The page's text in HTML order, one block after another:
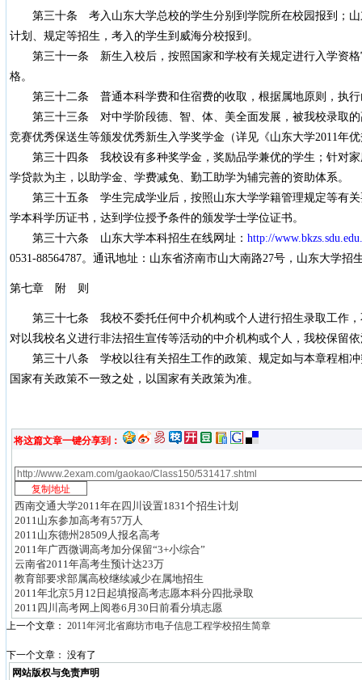
第三十条 考入山东大学总校的学生分别到学院所在校园报到；山
计划、规定等招生，考入的学生到威海分校报到。
第三十一条 新生入校后，按照国家和学校有关规定进行入学资格
格。
第三十二条 普通本科学费和住宿费的收取，根据属地原­则，执行
第三十三条 对中学阶段德、智、体、美全面发展，被我校录取的
竞赛优秀保送生等颁发优秀新生入学奖学金（详见《山东大学2011年
第三十四条 我校设有多种奖学金，奖励品学兼优的学生；针对家
学贷款为主，以助学金、学费减免、勤工助学为辅完善的资助体系。
第三十五条 学生完成学业后，按照山东大学学籍管理规定等有关
学本科学历证书，达到学位授予条件的颁发学士学位证书。
第三十六条 山东大学本科招生在线网址： http://
0531-88564787。通讯地址：山东省济南市山大南路27号，山东大学招
第七章 附 则
第三十七条 我校不委托任何中介机构或个人进行招生录取工作，
对以我校名义进行非法招生宣传等活动的中介机构或个人，我校保留
第三十八条 学校以往有关招生工作的政策、规定如与本章程相冲
国家有关政策不一致之处，以国家有关政策为准。
将这篇文章一键分享到：
西南交通大学2011年在四川设置1831个招生计划
2011山东参加高考有57万人
2011山东德州28509人报名高考
2011年广西微调高考加分保留“3+小综合”
云南省2011年高考生预计达23万
教育部要求部属高校继续减少在属地招生
2011年北京5月12日起填报高考志愿本科分四批录取
2011四川高考网上阅卷6月30日前看分填志愿
上一个文章： 2011年河北省廊坊市电子信息工程学校招生简章
下一个文章： 没有了
网站版权与免责声明